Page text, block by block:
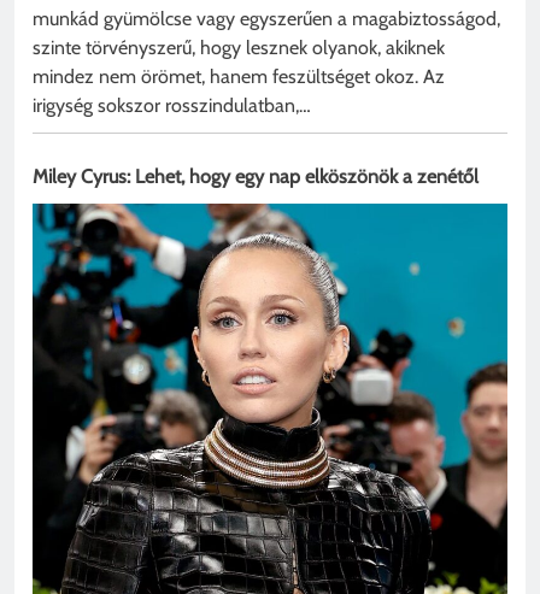
munkád gyümölcse vagy egyszerűen a magabiztosságod,
szinte törvényszerű, hogy lesznek olyanok, akiknek
mindez nem örömet, hanem feszültséget okoz. Az
irigység sokszor rosszindulatban,…
Miley Cyrus: Lehet, hogy egy nap elköszönök a zenétől